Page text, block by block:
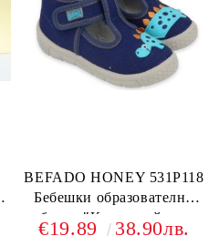
BEFADO HONEY 531P118
Бебешки образователни
обувки "Коя на кой крак
е?!"
€19.89 38.90лв.